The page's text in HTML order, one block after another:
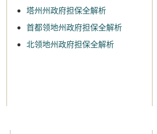
塔州州政府担保全解析
首都领地州政府担保全解析
北领地州政府担保全解析